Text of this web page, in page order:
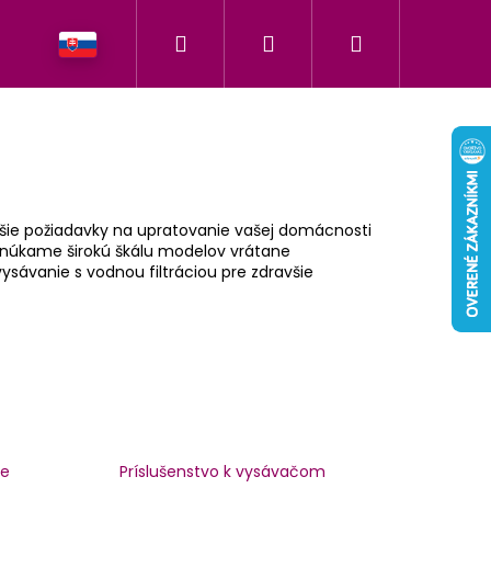
našej značky Hľadať PrihlásenieNákupný
požiadavky na upratovanie vašej domácnosti
širokú škálu modelov vrátane
s vodnou filtráciou pre zdravšie
Príslušenstvo k vysávačom